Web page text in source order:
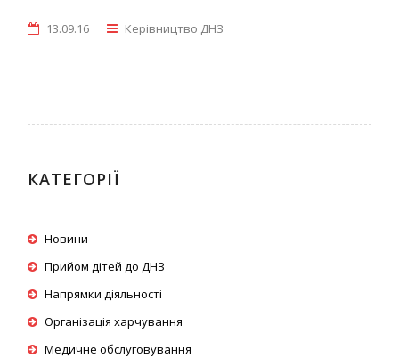
13.09.16 Керівництво ДНЗ
КАТЕГОРІЇ
Новини
Прийом дітей до ДНЗ
Напрямки діяльності
Організація харчування
Медичне обслуговування